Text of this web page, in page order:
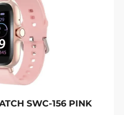
SWC-156 PINK